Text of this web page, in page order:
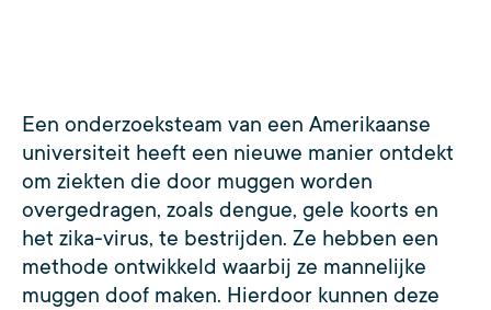
Een onderzoeksteam van een Amerikaanse
universiteit heeft een nieuwe manier ontdekt
om ziekten die door muggen worden
overgedragen, zoals dengue, gele koorts en
het zika-virus, te bestrijden. Ze hebben een
methode ontwikkeld waarbij ze mannelijke
muggen doof maken. Hierdoor kunnen deze